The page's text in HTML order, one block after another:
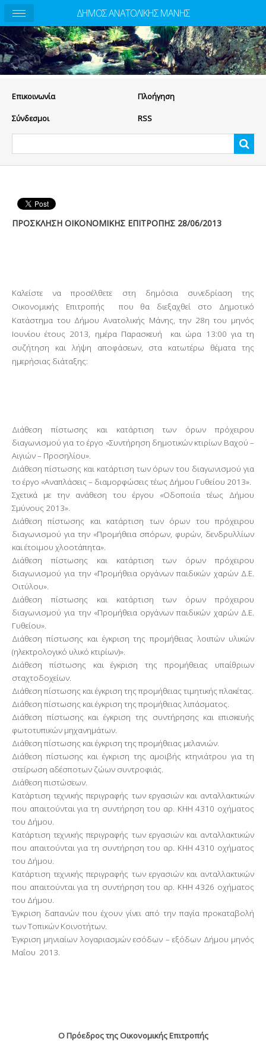
Eπικοινωνία Πλοήγηση
Σύνδεσμοι RSS
ΠΡΟΣΚΛΗΣΗ ΟΙΚΟΝΟΜΙΚΗΣ ΕΠΙΤΡΟΠΗΣ 28/06/2013
Καλείστε να προσέλθετε στη δημόσια συνεδρίαση της
Οικονομικής Επιτροπής
που θα διεξαχθεί στο Δημοτικό
Κατάστημα του Δήμου Ανατολικής Μάνης, την 28η του μηνός
Ιουνίου έτους 2013, ημέρα Παρασκευή
και ώρα 13:00 για τη
συζήτηση και λήψη αποφάσεων, στα κατωτέρω θέματα της
ημερήσιας διάταξης:
Διάθεση πίστωσης και κατάρτιση των όρων πρόχειρου
διαγωνισμού για το έργο «Συντήρηση δημοτικών κτιρίων Βαχού –
Αιγιών – Προσηλίου».
Διάθεση πίστωσης και κατάρτιση των όρων του διαγωνισμού για
το έργο «Αναπλάσεις – διαμορφώσεις τέως Δήμου Γυθείου 2013».
Σχετικά με την ανάθεση του έργου «Οδοποιία τέως Δήμου
Σμύνους 2013».
Διάθεση πίστωσης και κατάρτιση των όρων του πρόχειρου
διαγωνισμού για την «Προμήθεια σπόρων, φυρών, δενδρυλλίων
και έτοιμου χλοοτάπητα».
Διάθεση πίστωσης και κατάρτιση των όρων πρόχειρου
διαγωνισμού για την «Προμήθεια οργάνων παιδικών χαρών Δ.Ε.
Οιτύλου».
Διάθεση πίστωσης και κατάρτιση των όρων πρόχειρου
διαγωνισμού για την «Προμήθεια οργάνων παιδικών χαρών Δ.Ε.
Γυθείου».
Διάθεση πίστωσης και έγκριση της προμήθειας λοιπών υλικών
(ηλεκτρολογικό υλικό κτιρίων)».
Διάθεση πίστωσης και έγκριση της προμήθειας υπαίθριων
σταχτοδοχείων.
Διάθεση πίστωσης και έγκριση της προμήθειας τιμητικής πλακέτας.
Διάθεση πίστωσης και έγκριση της προμήθειας λιπάσματος.
Διάθεση πίστωσης και έγκριση της συντήρησης και επισκευής
φωτοτυπικών μηχανημάτων.
Διάθεση πίστωσης και έγκριση της προμήθειας μελανιών.
Διάθεση πίστωσης και έγκριση της αμοιβής κτηνιάτρου για τη
στείρωση αδέσποτων ζώων συντροφιάς.
Διάθεση πιστώσεων.
Κατάρτιση τεχνικής περιγραφής των εργασιών και ανταλλακτικών
που απαιτούνται για τη συντήρηση του αρ. ΚΗΗ 4310 οχήματος
του Δήμου.
Κατάρτιση τεχνικής περιγραφής των εργασιών και ανταλλακτικών
που απαιτούνται για τη συντήρηση του αρ. ΚΗΗ 4310 οχήματος
του Δήμου.
Κατάρτιση τεχνικής περιγραφής των εργασιών και ανταλλακτικών
που απαιτούνται για τη συντήρηση του αρ. ΚΗΗ 4326 οχήματος
του Δήμου.
Έγκριση δαπανών που έχουν γίνει από την παγία προκαταβολή
των Τοπικών Κοινοτήτων.
Έγκριση μηνιαίων λογαριασμών εσόδων – εξόδων Δήμου μηνός
Μαΐου 2013.
Ο Πρόεδρος της Οικονομικής Επιτροπής
ΔΗΜΟΣ ΑΝΑΤΟΛΙΚΗΣ ΜΑΝΗΣ